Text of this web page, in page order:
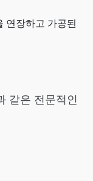
연장하고 가공된
같은 전문적인